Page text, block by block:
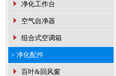
净化工作台
空气自净器
组合式空调箱
> 净化配件
百叶&回风窗